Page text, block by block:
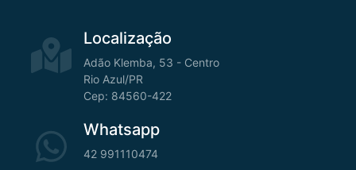
Localização
Adão Klemba, 53 - Centro
Rio Azul/PR
Cep: 84560-422
Whatsapp
42 991110474